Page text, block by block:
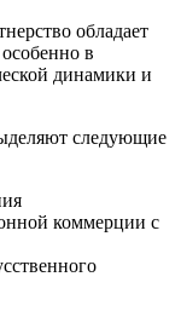
обладает
в
динамики и
следующие
коммерции с